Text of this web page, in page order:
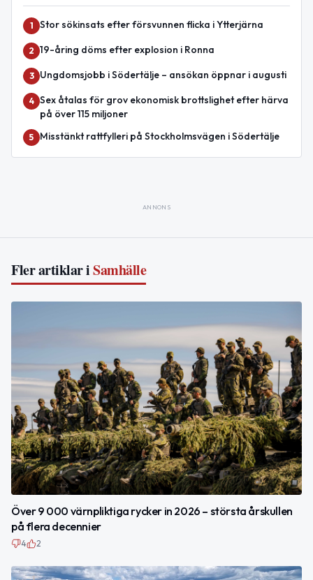
1 Stor sökinsats efter försvunnen flicka i Ytterjärna
2 19-åring döms efter explosion i Ronna
3 Ungdomsjobb i Södertälje – ansökan öppnar i augusti
4 Sex åtalas för grov ekonomisk brottslighet efter härva
på över 115 miljoner
5 Misstänkt rattfylleri på Stockholmsvägen i Södertälje
ANNONS
Fler artiklar iSamhälle
Över 9 000 värnpliktiga rycker in 2026 – största årskullen
på flera decennier
4 2